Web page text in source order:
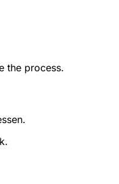
the process.